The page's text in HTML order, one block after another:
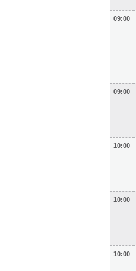
09:00
09:00
10:00
10:00
10:00